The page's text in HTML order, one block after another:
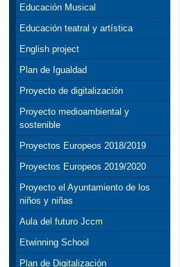
Educación Musical
Educación teatral y artística
English project
Plan de Igualdad
Proyecto de digitalización
Proyecto medioambiental y
sostenible
Proyectos Europeos 2018/2019
Proyectos Europeos 2019/2020
Proyecto el Ayuntamiento de los
niños y niñas
Aula del futuro Jccm
Etwinning School
Plan de Digitalización